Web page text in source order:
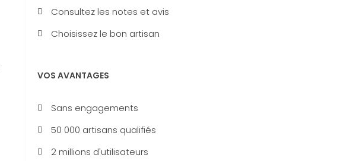
Consultez les notes et avis
Choisissez le bon artisan
VOS AVANTAGES
Sans engagements
50 000 artisans qualifiés
2 millions d'utilisateurs